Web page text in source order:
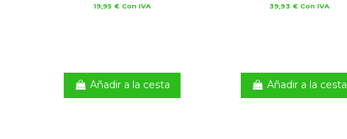
19,95 € Con IVA
Añadir a la cesta
39,93 € Con IVA
Añadir a la cesta